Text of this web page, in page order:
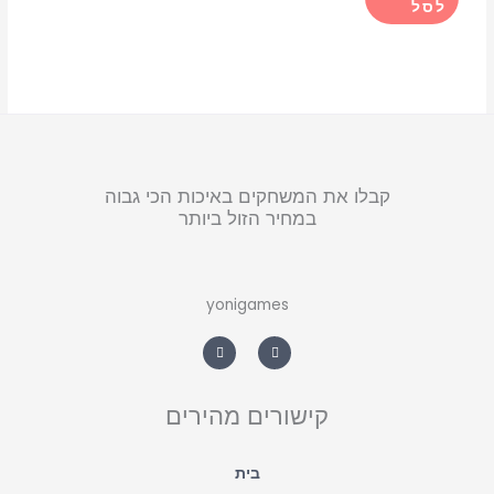
לסל
קבלו את המשחקים באיכות הכי גבוה
במחיר הזול ביותר
yonigames
a
c
e
o
h
a
t
p
p
קישורים מהירים
בית